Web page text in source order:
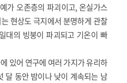
가 오존층의 파괴이고, 온실가스
현상도 극지에서 분명하게 관찰
대의 빙붕이 파괴되고 기온이 빠
있어 연구에 여러 가지가 유리하
달 동안 밤이나 낮이 계속되는 남